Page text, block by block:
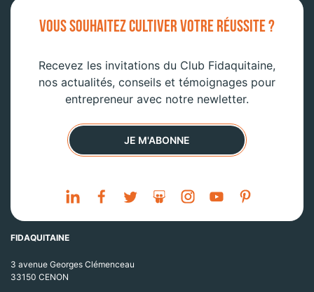
VOUS SOUHAITEZ CULTIVER VOTRE RÉUSSITE ?
Recevez les invitations du Club Fidaquitaine,
nos actualités, conseils et témoignages pour
entrepreneur avec notre newletter.
JE M'ABONNE
FIDAQUITAINE
3 avenue Georges Clémenceau
33150 CENON